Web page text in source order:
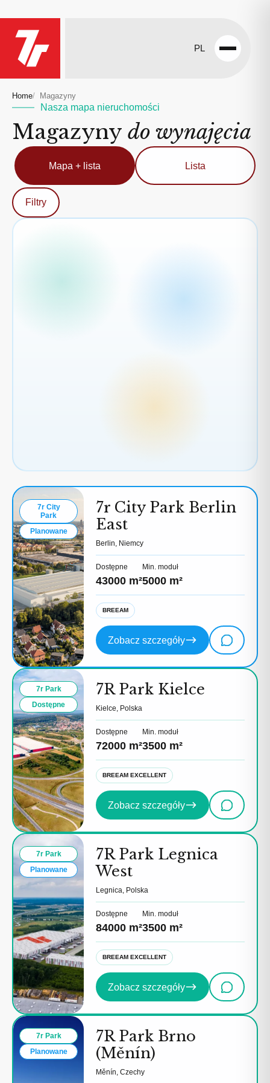
PL
Open
Home Magazyny
Nasza mapa nieruchomości
Magazyny do wynajęcia
Mapa + lista Lista
Filtry
7r City
Park
Planowane
7r City Park Berlin
East
Berlin, Niemcy
Dostępne
43000 m²
Min. moduł
5000 m²
BREEAM
Zobacz szczegóły
7r Park
Dostępne
7R Park Kielce
Kielce, Polska
Dostępne
72000 m²
Min. moduł
3500 m²
BREEAM EXCELLENT
Zobacz szczegóły
7r Park
Planowane
7R Park Legnica
West
Legnica, Polska
Dostępne
84000 m²
Min. moduł
3500 m²
BREEAM EXCELLENT
Zobacz szczegóły
7r Park
Planowane
7R Park Brno
(Měnín)
Měnín, Czechy